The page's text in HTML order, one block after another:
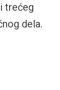
trećeg
dela.